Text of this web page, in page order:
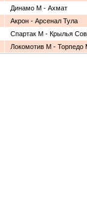
Динамо М - Ахмат
Акрон - Арсенал Тула
Спартак М - Крылья
Локомотив М - Торпедо